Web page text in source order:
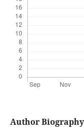
Author Biography